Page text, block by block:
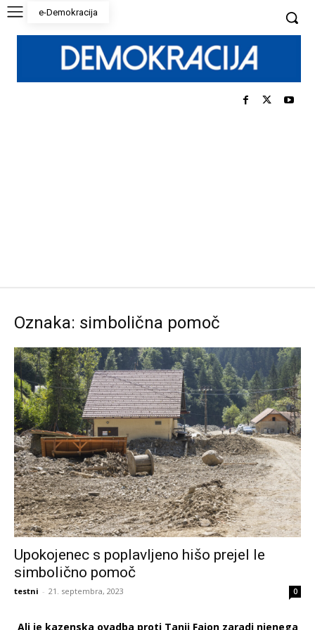
e-Demokracija
Oznaka: simbolična pomoč
Upokojenec s poplavljeno hišo prejel le
simbolično pomoč
testni - 21. septembra, 2023 0
Ali je kazenska ovadba proti Tanji Fajon zaradi njenega